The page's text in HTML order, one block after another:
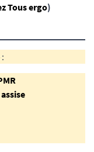
Tous ergo)
: